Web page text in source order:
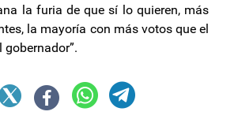
la furia de que sí lo quieren, más
la mayoría con más votos que el
gobernador”.